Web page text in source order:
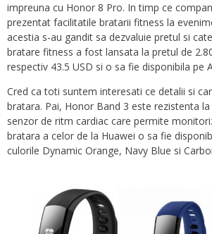
impreuna cu Honor 8 Pro. In timp ce
prezentat facilitatile bratarii fitness la
acestia s-au gandit sa dezvaluie pretul si
bratare fitness a fost lansata la pretul de
respectiv 43.5 USD si o sa fie disponibila pe
Cred ca toti suntem interesati ce detalii si
bratara. Pai, Honor Band 3 este rezistenta
senzor de ritm cardiac care permite
bratara a celor de la Huawei o sa fie
culorile Dynamic Orange, Navy Blue si